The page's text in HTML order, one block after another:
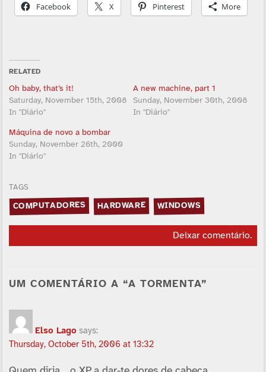
Facebook X Pinterest More
RELATED
Oh baby, that’s it!
Saturday, November 15th, 2008
In "Diário"
A new machine, part 1
Sunday, November 30th, 2008
In "Diário"
Máquina de novo a bombar
Sunday, November 26th, 2000
In "Diário"
TAGS
COMPUTADORES HARDWARE WINDOWS
Deixar comentário.
UM COMENTÁRIO A “A TORMENTA”
Elso Lago says:
Thursday, October 5th, 2006 at 13:32